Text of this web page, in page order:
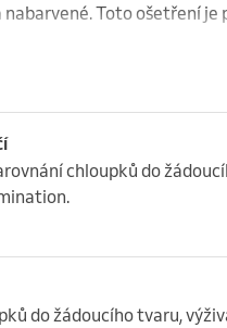
Toto ošetření
chloupků do
do žádoucího tvaru,